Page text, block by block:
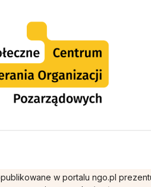
w portalu ngo.pl